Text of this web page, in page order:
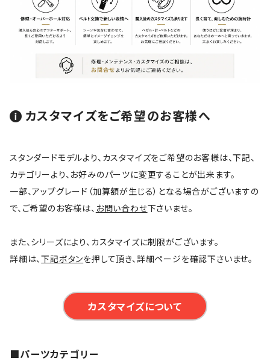
カスタマイズをご希望のお客様へ
スタンダードモデルより、カスタマイズをご希望のお客様は、下記、
カテゴリーより、お好みのパーツに変更することが出来ます。
一部、アップグレード（加算額が生じる）となる場合がございますの
で、ご希望のお客様は、 お問い合わせ下さいませ。
また、シリーズにより、カスタマイズに制限がございます。
詳細は、下記ボタンを押して頂き、詳細ページを確認下さいませ。
カスタマイズについて
■パーツカテゴリー